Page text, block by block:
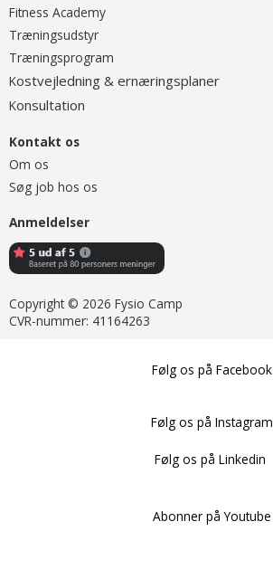
Fitness Academy
Træningsudstyr
Træningsprogram
Kostvejledning & ernæringsplaner
Konsultation
Kontakt os
Om os
Søg job hos os
Anmeldelser
Copyright © 2026 Fysio Camp
CVR-nummer: 41164263
Følg os på Facebook
Følg os på Instagram
Følg os på Linkedin
Abonner på Youtube